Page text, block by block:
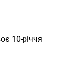
10-річчя